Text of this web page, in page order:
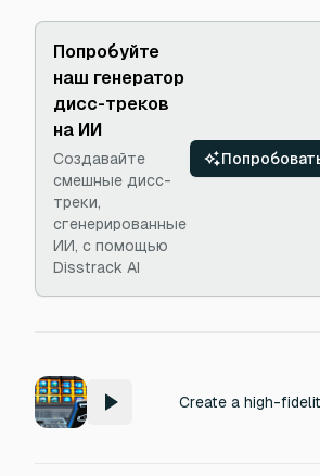
Попробуйте
наш генератор
дисс-треков
на ИИ
Создавайте
смешные дисс-
треки,
сгенерированные
ИИ, с помощью
Disstrack AI